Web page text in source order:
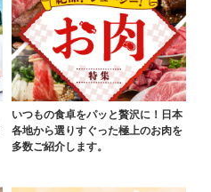
いつもの食卓をパッと贅沢に！日本
各地から選りすぐった極上のお肉を
多数ご紹介します。